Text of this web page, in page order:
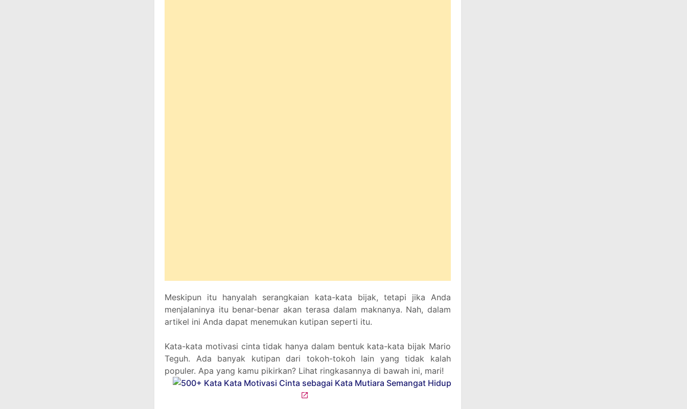
Meskipun itu hanyalah serangkaian kata-kata bijak, tetapi jika Anda
menjalaninya itu benar-benar akan terasa dalam maknanya. Nah, dalam
artikel ini Anda dapat menemukan kutipan seperti itu.
Kata-kata motivasi cinta tidak hanya dalam bentuk kata-kata bijak Mario
Teguh. Ada banyak kutipan dari tokoh-tokoh lain yang tidak kalah
populer. Apa yang kamu pikirkan? Lihat ringkasannya di bawah ini, mari!